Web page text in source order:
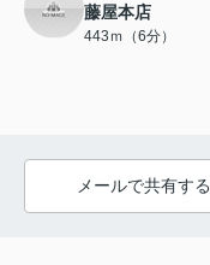
藤屋本店
443ｍ（6分）
メールで共有する